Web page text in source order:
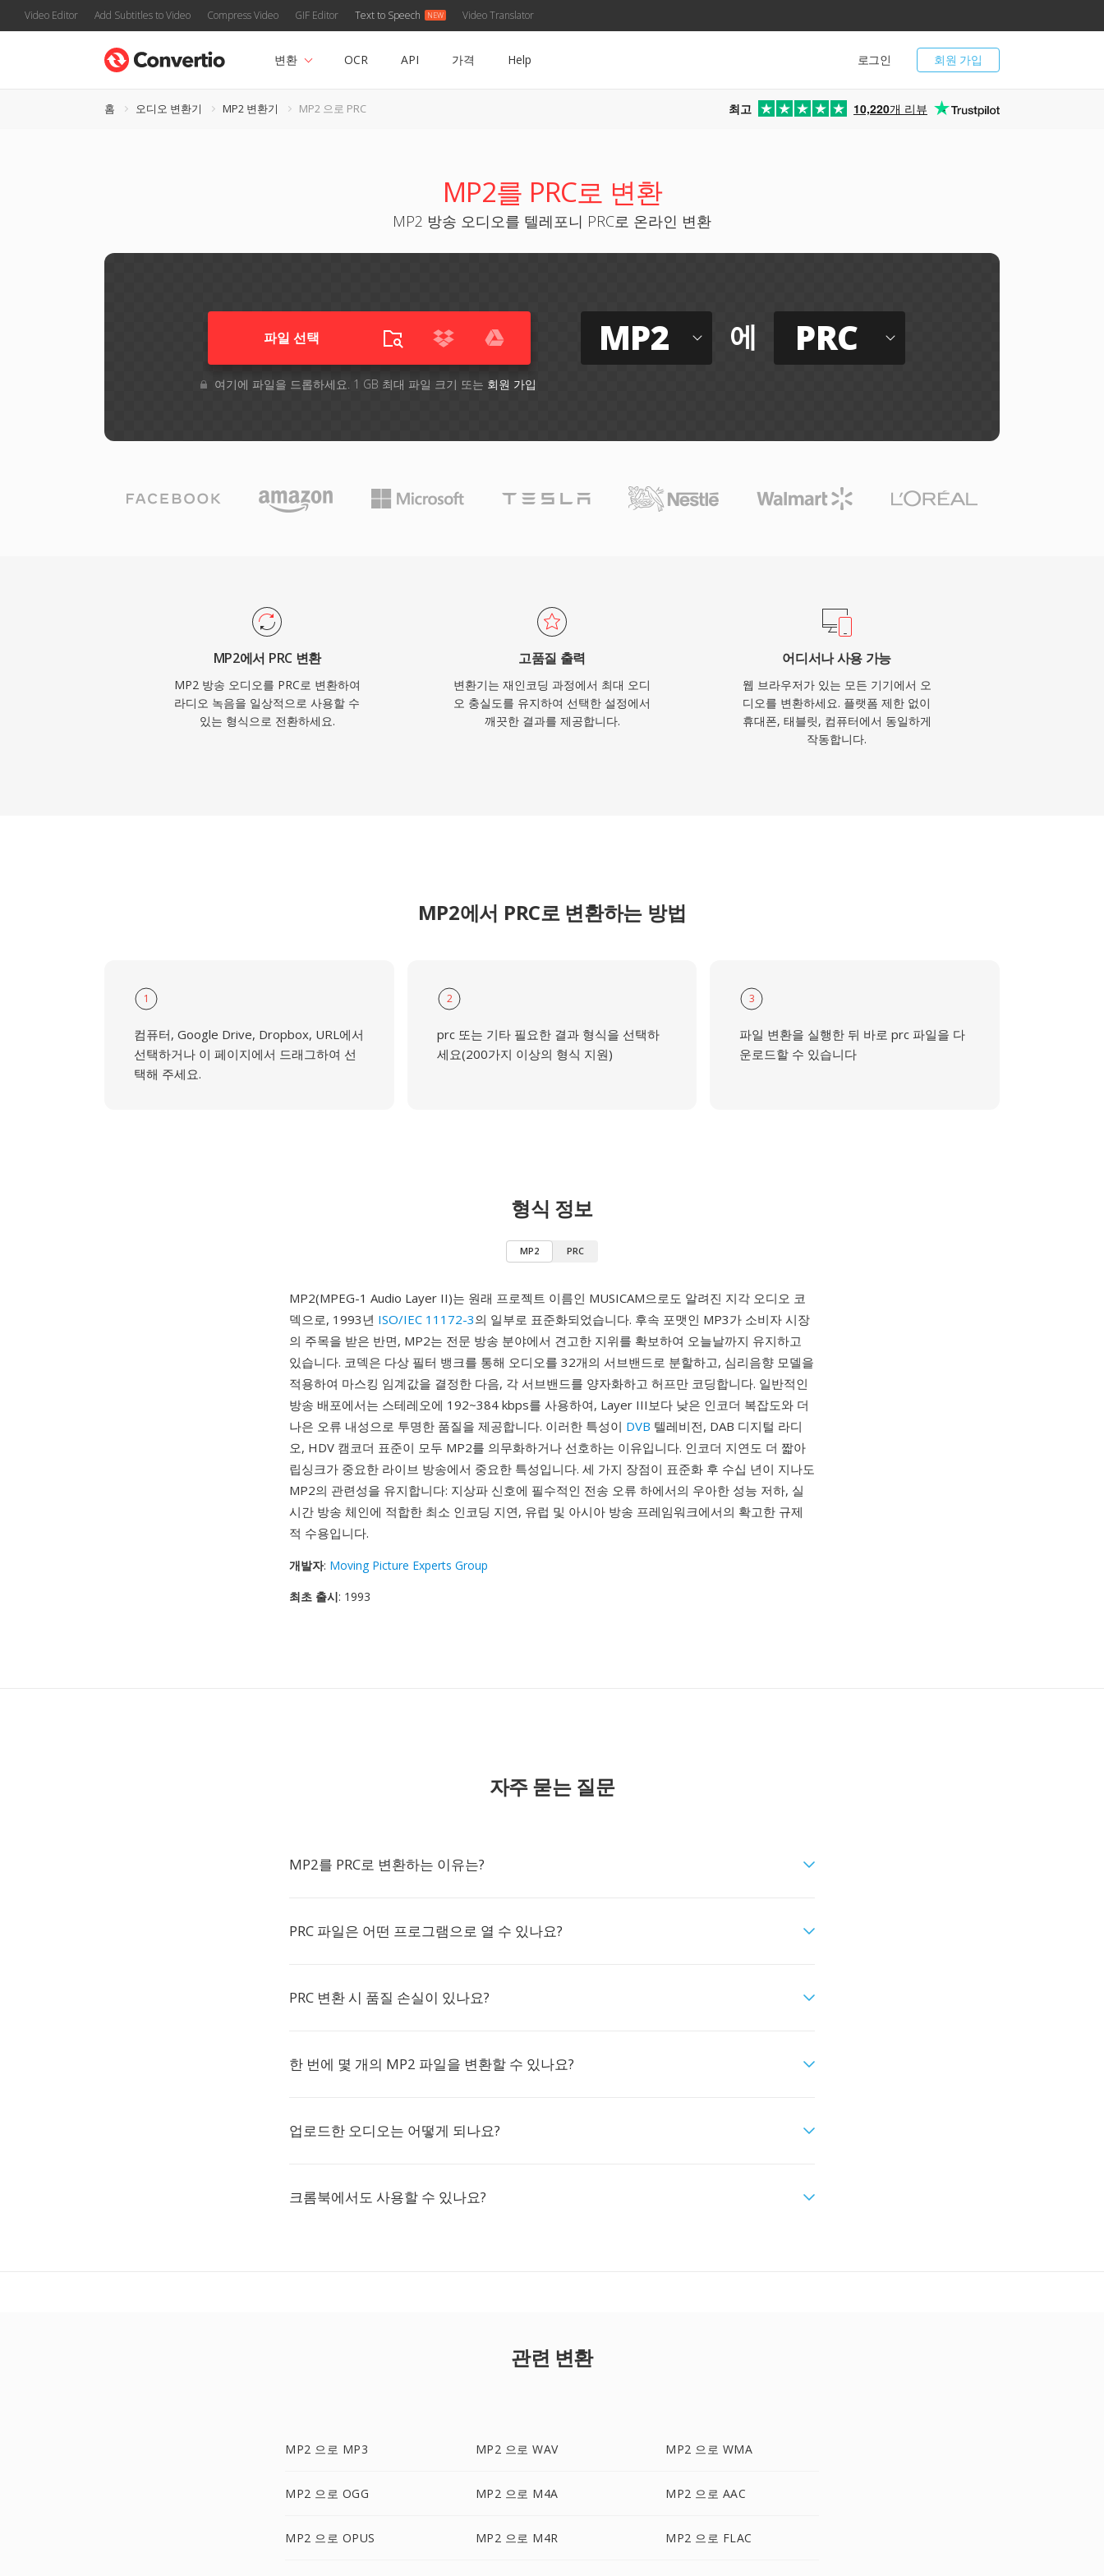
Video Editor Add Subtitles to Video Compress Video GIF Editor Text to Speech Video Translator
회원 가입
로그인
변환 OCR API 가격 Help
홈 오디오 변환기 MP2 변환기 MP2 으로 PRC 최고 10,220개 리뷰
MP2를 PRC로 변환
MP2 방송 오디오를 텔레포니 PRC로 온라인 변환
파일 선택
여기에 파일을 드롭하세요. 1 GB 최대 파일 크기 또는 회원 가입
MP2 에 PRC
MP2에서 PRC 변환
MP2 방송 오디오를 PRC로 변환하여
라디오 녹음을 일상적으로 사용할 수
있는 형식으로 전환하세요.
고품질 출력
변환기는 재인코딩 과정에서 최대 오디
오 충실도를 유지하여 선택한 설정에서
깨끗한 결과를 제공합니다.
어디서나 사용 가능
웹 브라우저가 있는 모든 기기에서 오
디오를 변환하세요. 플랫폼 제한 없이
휴대폰, 태블릿, 컴퓨터에서 동일하게
작동합니다.
MP2에서 PRC로 변환하는 방법
1
컴퓨터, Google Drive, Dropbox, URL에서
선택하거나 이 페이지에서 드래그하여 선
택해 주세요.
2
prc 또는 기타 필요한 결과 형식을 선택하
세요(200가지 이상의 형식 지원)
3
파일 변환을 실행한 뒤 바로 prc 파일을 다
운로드할 수 있습니다
형식 정보
MP2 PRC
MP2(MPEG-1 Audio Layer II)는 원래 프로젝트 이름인 MUSICAM으로도 알려진 지각 오디오 코
덱으로, 1993년 ISO/IEC 11172-3의 일부로 표준화되었습니다. 후속 포맷인 MP3가 소비자 시장
의 주목을 받은 반면, MP2는 전문 방송 분야에서 견고한 지위를 확보하여 오늘날까지 유지하고
있습니다. 코덱은 다상 필터 뱅크를 통해 오디오를 32개의 서브밴드로 분할하고, 심리음향 모델을
적용하여 마스킹 임계값을 결정한 다음, 각 서브밴드를 양자화하고 허프만 코딩합니다. 일반적인
방송 배포에서는 스테레오에 192~384 kbps를 사용하여, Layer III보다 낮은 인코더 복잡도와 더
나은 오류 내성으로 투명한 품질을 제공합니다. 이러한 특성이 DVB 텔레비전, DAB 디지털 라디
오, HDV 캠코더 표준이 모두 MP2를 의무화하거나 선호하는 이유입니다. 인코더 지연도 더 짧아
립싱크가 중요한 라이브 방송에서 중요한 특성입니다. 세 가지 장점이 표준화 후 수십 년이 지나도
MP2의 관련성을 유지합니다: 지상파 신호에 필수적인 전송 오류 하에서의 우아한 성능 저하, 실
시간 방송 체인에 적합한 최소 인코딩 지연, 유럽 및 아시아 방송 프레임워크에서의 확고한 규제
적 수용입니다.
개발자: Moving Picture Experts Group
최초 출시: 1993
자주 묻는 질문
MP2를 PRC로 변환하는 이유는?
PRC 파일은 어떤 프로그램으로 열 수 있나요?
PRC 변환 시 품질 손실이 있나요?
한 번에 몇 개의 MP2 파일을 변환할 수 있나요?
업로드한 오디오는 어떻게 되나요?
크롬북에서도 사용할 수 있나요?
관련 변환
MP2 으로 MP3 MP2 으로 WAV MP2 으로 WMA
MP2 으로 OGG MP2 으로 M4A MP2 으로 AAC
MP2 으로 OPUS MP2 으로 M4R MP2 으로 FLAC